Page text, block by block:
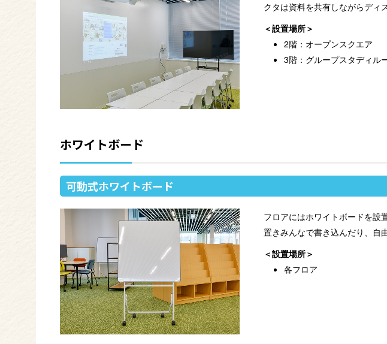
クタは資料を共有しながらディ
設置場所
2階：オープンスクエア
3階：グループスタディル
ホワイトボード
可動式ホワイトボード
フロアにはホワイトボードを設
置きみんなで書き込んだり、自
設置場所
各フロア